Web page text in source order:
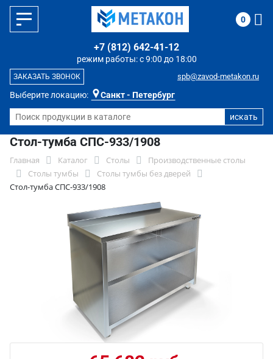
Выберите локацию: Санкт - Петербург
режим работы: с 9:00 до 18:00
+7 (812) 642-41-12
spb@zavod-metakon.ru
ЗАКАЗАТЬ ЗВОНОК
0
Стол-тумба СПС-933/1908
Главная Каталог Столы
Производственные столы
Столы тумбы
Столы тумбы без дверей
Стол-тумба СПС-933/1908